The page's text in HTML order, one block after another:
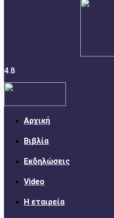
4.8
Αρχική
Βιβλία
Εκδηλώσεις
Video
Η εταιρεία